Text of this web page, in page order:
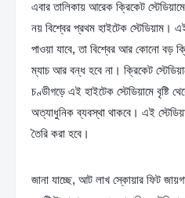
এবার তালিকায় আরেক ক্রিকেট
নয় বিশ্বের প্রথম হাইটেক স্টেডিয়াম।
পাওয়া যাবে, তা বিশ্বের আর কোনো বড়
ম্যাচ আর বন্ধ হবে না। ক্রিকেট
চণ্ডীগড়ে এই হাইটেক স্টেডিয়ামে বৃষ্টি
অত্যাধুনিক ব্যবস্থা থাকবে। এই
তৈরি করা হবে।
জানা যাচ্ছে, আট লাখ স্কোয়ার ফিট